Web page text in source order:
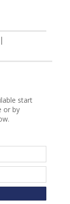
start
or by